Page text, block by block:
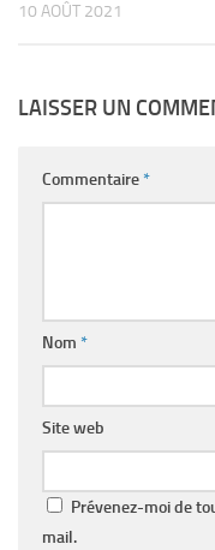
10 AOÛT 2021
LAISSER UN
Commentaire*
Nom *
Site web
Prévenez-moi de
mail.